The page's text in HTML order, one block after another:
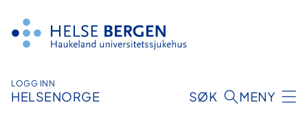
innhald
LOGG INN
HELSENORGE SØK MENY